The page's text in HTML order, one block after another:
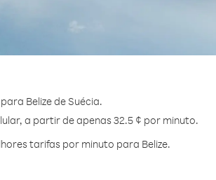
Belize de Suécia.
a partir de apenas 32.5 ¢ por minuto.
tarifas por minuto para Belize.